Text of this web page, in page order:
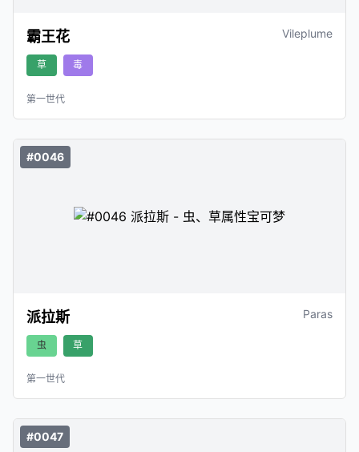
霸王花 Vileplume
草 毒
第一世代
#0046
派拉斯 Paras
虫 草
第一世代
#0047